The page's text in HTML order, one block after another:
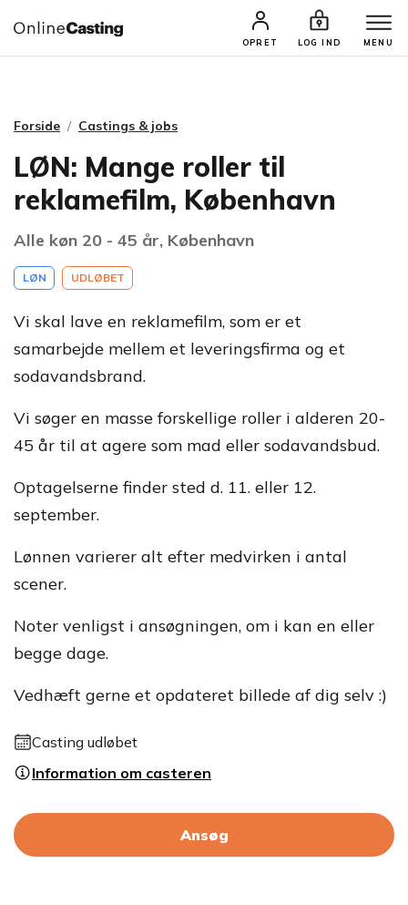
OPRET LOG IND MENU
CASTINGS & JOBS SØG PROFIL
Forside Castings & jobs
LØN: Mange roller til
reklamefilm, København
Alle køn 20 - 45 år, København
LØN UDLØBET
Vi skal lave en reklamefilm, som er et
samarbejde mellem et leveringsfirma og et
sodavandsbrand.
Vi søger en masse forskellige roller i alderen 20-
45 år til at agere som mad eller sodavandsbud.
Optagelserne finder sted d. 11. eller 12.
september.
Lønnen varierer alt efter medvirken i antal
scener.
Noter venligst i ansøgningen, om i kan en eller
begge dage.
Vedhæft gerne et opdateret billede af dig selv :)
Casting udløbet
Information om casteren
Ansøg